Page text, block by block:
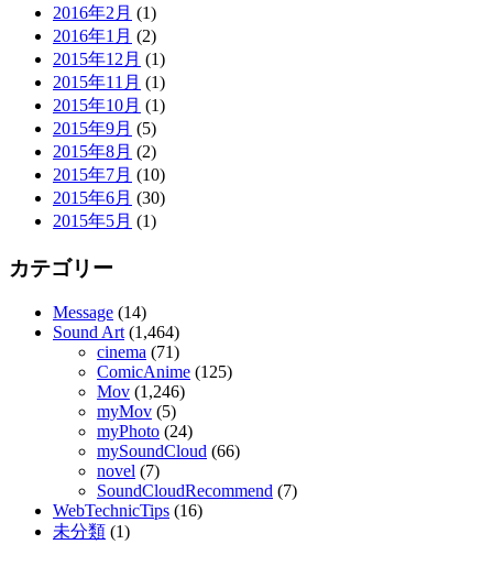
2016年2月 (1)
2016年1月 (2)
2015年12月 (1)
2015年11月 (1)
2015年10月 (1)
2015年9月 (5)
2015年8月 (2)
2015年7月 (10)
2015年6月 (30)
2015年5月 (1)
カテゴリー
Message (14)
Sound Art(1,464)
cinema (71)
ComicAnime (125)
Mov (1,246)
myMov (5)
myPhoto (24)
mySoundCloud (66)
novel (7)
SoundCloudRecommend (7)
WebTechnicTips (16)
未分類 (1)